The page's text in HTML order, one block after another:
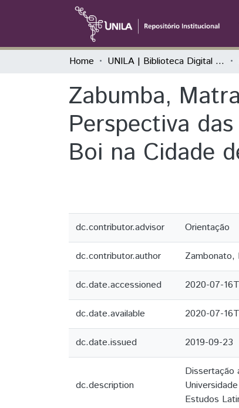
Home UNILA | Biblioteca Digital de Dissertações e Teses
Zabumba,
Perspectiva
Boi na Cidade
dc.contributor.advisor Orientação
dc.contributor.author Zambonato,
dc.date.accessioned 2020-07-
dc.date.available 2020-07-
dc.date.issued 2019-09-23
dc.description
Dissertação
Estudos